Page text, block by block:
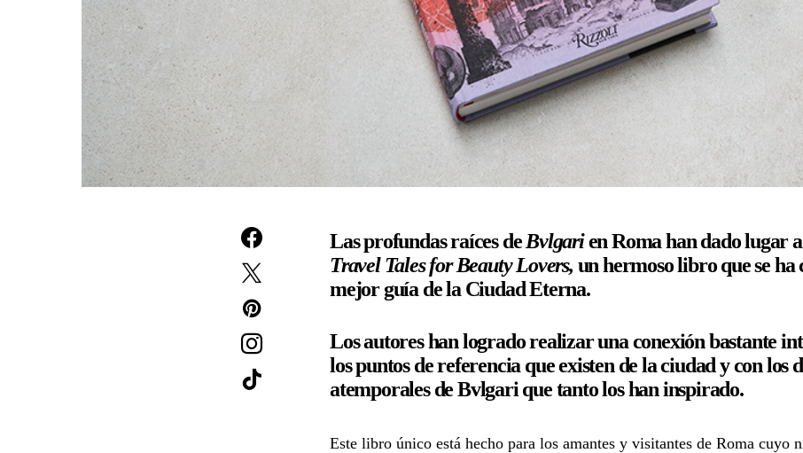
Las profundas raíces deBvlgarien Roma han dado lugar a
Travel Tales for Beauty Lovers, un hermoso libro que se ha
mejor guía de la Ciudad Eterna.
Los autores han logrado realizar una conexión bastante
los puntos de referencia que existen de la ciudad y con los
atemporales de Bvlgari que tanto los han inspirado.
Este libro único está hecho para los amantes y visitantes de Roma cuyo